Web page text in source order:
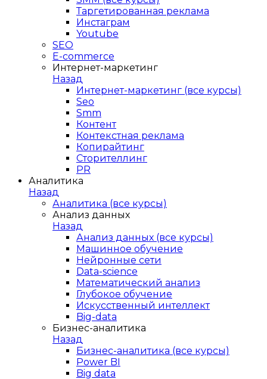
Таргетированная реклама
Инстаграм
Youtube
SEO
E-сommerce
Интернет-маркетинг
Назад
Интернет-маркетинг (все курсы)
Seo
Smm
Контент
Контекстная реклама
Копирайтинг
Сторителлинг
PR
Аналитика
Назад
Аналитика (все курсы)
Анализ данных
Назад
Анализ данных (все курсы)
Машинное обучение
Нейронные сети
Data-science
Математический анализ
Глубокое обучение
Искусственный интеллект
Big-data
Бизнес-аналитика
Назад
Бизнес-аналитика (все курсы)
Power BI
Big data